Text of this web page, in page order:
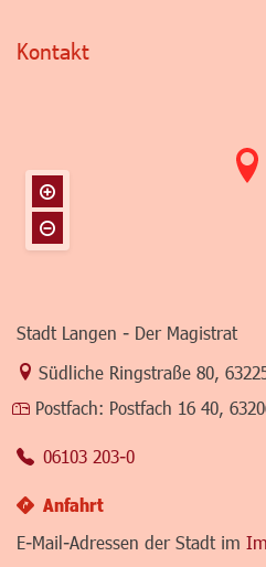
Kontakt
Stadt Langen - Der Magistrat
Link zur Google-Maps
Südliche Ringstraße 80
Postfach: Postfach 16 40,
06103 203-0
Anfahrt
E-Mail-Adressen der Stadt im